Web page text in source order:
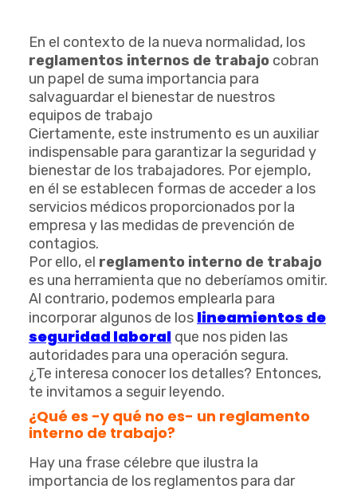
En el contexto de la nueva normalidad, los
reglamentos internos de trabajo cobran
un papel de suma importancia para
salvaguardar el bienestar de nuestros
equipos de trabajo
Ciertamente, este instrumento es un auxiliar
indispensable para garantizar la seguridad y
bienestar de los trabajadores. Por ejemplo,
en él se establecen formas de acceder a los
servicios médicos proporcionados por la
empresa y las medidas de prevención de
contagios.
Por ello, el reglamento interno de trabajo
es una herramienta que no deberíamos omitir.
Al contrario, podemos emplearla para
incorporar algunos de los lineamientos de
seguridad laboral que nos piden las
autoridades para una operación segura.
¿Te interesa conocer los detalles? Entonces,
te invitamos a seguir leyendo.
¿Qué es -y qué no es- un reglamento
interno de trabajo?
Hay una frase célebre que ilustra la
importancia de los reglamentos para dar